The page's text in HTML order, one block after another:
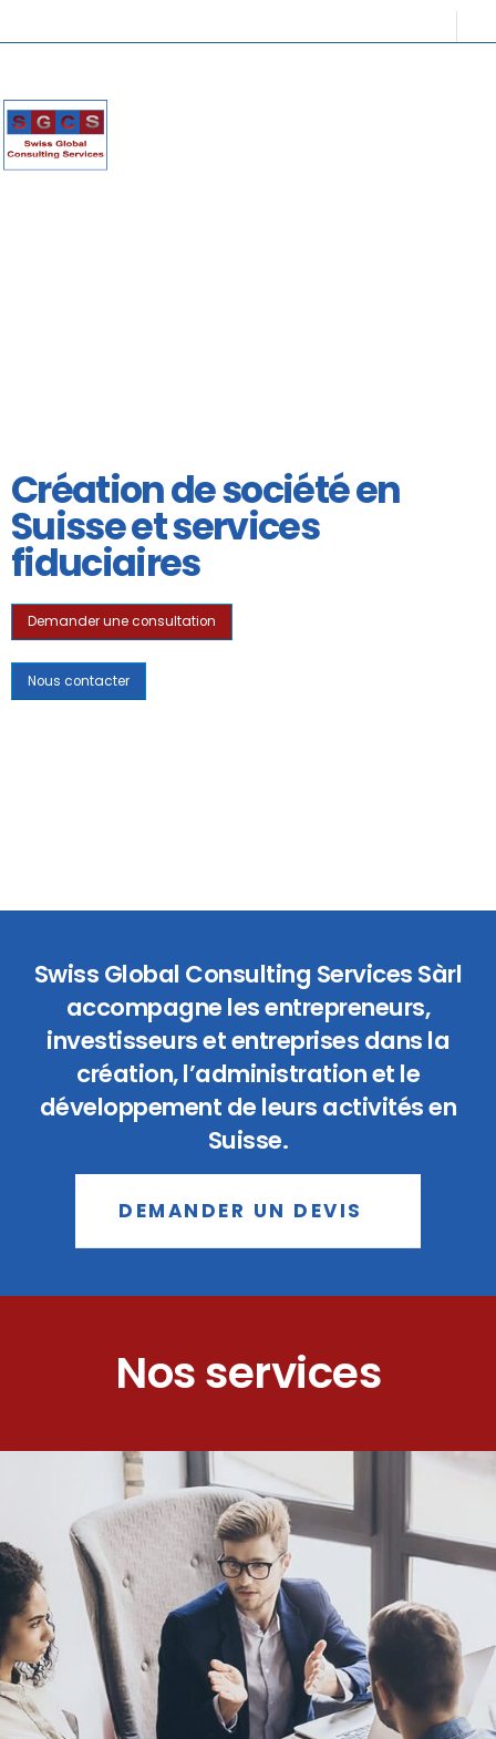
Création de société en
Suisse et services
fiduciaires
Demander une consultation
Nous contacter
Swiss Global Consulting Services Sàrl
accompagne les entrepreneurs,
investisseurs et entreprises dans la
création, l’administration et le
développement de leurs activités en
Suisse.
DEMANDER UN DEVIS
Nos services